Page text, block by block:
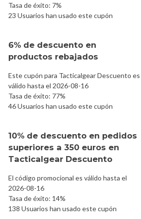
Tasa de éxito: 7%
23 Usuarios han usado este cupón
6% de descuento en
productos rebajados
Este cupón para Tacticalgear Descuento es
válido hasta el 2026-08-16
Tasa de éxito: 77%
46 Usuarios han usado este cupón
10% de descuento en pedidos
superiores a 350 euros en
Tacticalgear Descuento
El código promocional es válido hasta el
2026-08-16
Tasa de éxito: 14%
138 Usuarios han usado este cupón